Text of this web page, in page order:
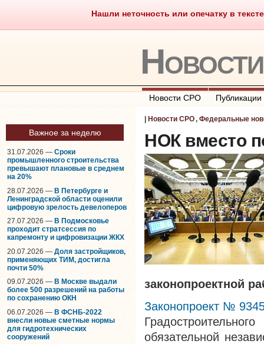
Нашли неточность или опечатку в
Саморегулирование Что
Новости СРО Публикации
Важное за неделю
31.07.2026 — Сроки
промышленного строительства
превышают плановые в среднем
на 20%
28.07.2026 — В Петербурге и
Ленинградской области оценили
цифровую зрелость девелоперов
27.07.2026 — В Подмосковье
проходит стратсессия по
капремонту и цифровизации ЖКХ
20.07.2026 — Доля застройщиков,
применяющих ТИМ, достигла
почти 50%
09.07.2026 — В Москве выдали
более 500 разрешений на работы
по сохранению ОКН
06.07.2026 — В ФСНБ-2022
внесли новые сметные нормы
для гидротехнических
сооружений
Новости СРО, Федеральные
НОК вместо
законопроектной
Законопроект №
обязательной